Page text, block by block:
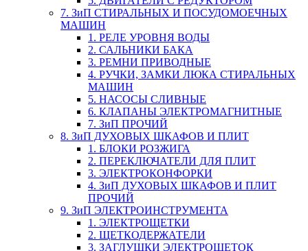
7. ЗиП СТИРАЛЬНЫХ И ПОСУДОМОЕЧНЫХ
МАШИН
1. РЕЛЕ УРОВНЯ ВОДЫ
2. САЛЬНИКИ БАКА
3. РЕМНИ ПРИВОДНЫЕ
4. РУЧКИ, ЗАМКИ ЛЮКА СТИРАЛЬНЫХ
МАШИН
5. НАСОСЫ СЛИВНЫЕ
6. КЛАПАНЫ ЭЛЕКТРОМАГНИТНЫЕ
7. ЗиП ПРОЧИЙ
8. ЗиП ДУХОВЫХ ШКАФОВ И ПЛИТ
1. БЛОКИ РОЗЖИГА
2. ПЕРЕКЛЮЧАТЕЛИ ДЛЯ ПЛИТ
3. ЭЛЕКТРОКОНФОРКИ
4. ЗиП ДУХОВЫХ ШКАФОВ И ПЛИТ
ПРОЧИЙ
9. ЗиП ЭЛЕКТРОИНСТРУМЕНТА
1. ЭЛЕКТРОЩЕТКИ
2. ЩЕТКОДЕРЖАТЕЛИ
3. ЗАГЛУШКИ ЭЛЕКТРОЩЕТОК